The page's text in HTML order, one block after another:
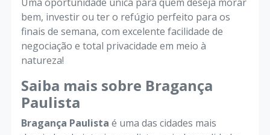
bem, investir ou ter o refúgio perfeito para os
finais de semana, com excelente facilidade de
negociação e total privacidade em meio à
natureza!
Saiba mais sobre Bragança
Paulista
Bragança Paulista é uma das cidades mais